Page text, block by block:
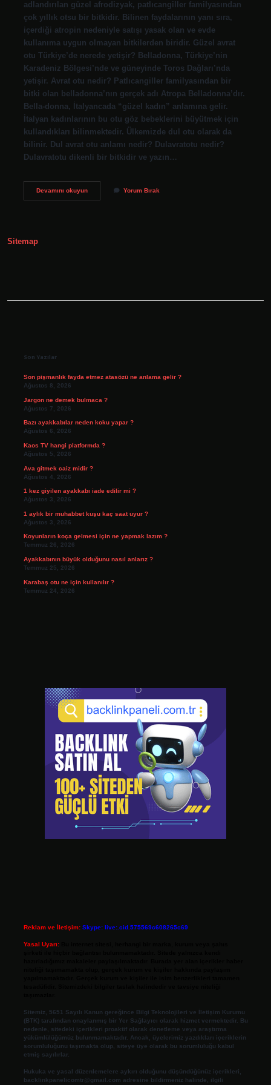
adlandırılan güzel afrodizyak, patlıcangiller familyasından
çok yıllık otsu bir bitkidir. Bilinen faydalarının yanı sıra,
içerdiği atropin nedeniyle satışı yasak olan ve evde
kullanıma uygun olmayan bitkilerden biridir. Güzel avrat
otu Türkiye’de nerede yetişir? Belladonna, Türkiye’nin
Karadeniz Bölgesi’nde ve güneyinde Toros Dağları’nda
yetişir. Avrat otu nedir? Patlıcangiller familyasından bir
bitki olan belladonna’nın gerçek adı Atropa Belladonna’dır.
Bella-donna, İtalyancada “güzel kadın” anlamına gelir.
İtalyan kadınlarının bu otu göz bebeklerini büyütmek için
kullandıkları bilinmektedir. Ülkemizde dul otu olarak da
bilinir. Dul avrat otu anlamı nedir? Dulavratotu nedir?
Dulavratotu dikenli bir bitkidir ve yazın…
Devamını okuyunGüzel
Yorum Bırak
Sitemap
Son Yazılar
Son pişmanlık fayda etmez atasözü ne anlama gelir ?
Ağustos 8, 2026
Jargon ne demek bulmaca ?
Ağustos 7, 2026
Bazı ayakkabılar neden koku yapar ?
Ağustos 6, 2026
Kaos TV hangi platformda ?
Ağustos 5, 2026
Ava gitmek caiz midir ?
Ağustos 4, 2026
1 kez giyilen ayakkabı iade edilir mi ?
Ağustos 3, 2026
1 aylık bir muhabbet kuşu kaç saat uyur ?
Ağustos 3, 2026
Koyunların koça gelmesi için ne yapmak lazım ?
Temmuz 26, 2026
Ayakkabının büyük olduğunu nasıl anlarız ?
Temmuz 25, 2026
Karabaş otu ne için kullanılır ?
Temmuz 24, 2026
Reklam ve İletişim: Skype: live:.cid.575569c608265c69
Yasal Uyarı:
Sitemiz, 5651 Sayılı Kanun gereğince Bilgi Teknolojileri ve İletişim Kurumu
(BTK) tarafından onaylanmış bir Yer Sağlayıcı olarak hizmet vermektedir. Bu
nedenle, sitedeki içerikleri proaktif olarak denetleme veya araştırma
yükümlülüğümüz bulunmamaktadır. Ancak, üyelerimiz yazdıkları içeriklerin
sorumluluğunu taşımakta olup, siteye üye olarak bu sorumluluğu kabul
etmiş sayılırlar.
Hukuka ve yasal düzenlemelere aykırı olduğunu düşündüğünüz içerikleri,
backlinkpanelicomtr@gmail.com adresine bildirmeniz halinde, ilgili